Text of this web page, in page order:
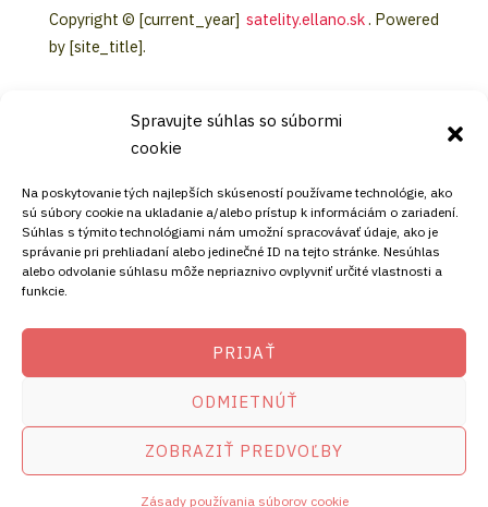
Spravujte súhlas so súbormi
cookie
Na poskytovanie tých najlepších skúseností používame technológie, ako
sú súbory cookie na ukladanie a/alebo prístup k informáciám o zariadení.
Súhlas s týmito technológiami nám umožní spracovávať údaje, ako je
správanie pri prehliadaní alebo jedinečné ID na tejto stránke. Nesúhlas
alebo odvolanie súhlasu môže nepriaznivo ovplyvniť určité vlastnosti a
funkcie.
PRIJAŤ
ODMIETNÚŤ
ZOBRAZIŤ PREDVOĽBY
Zásady používania súborov cookie
Copyright © [current_year] satelity.ellano.sk. Powered
by [site_title].
KONTAKT
Mobil:
+421911072878
+421908072878
ADRESA
Ellano s.r.o.
Štiavnička 211/49